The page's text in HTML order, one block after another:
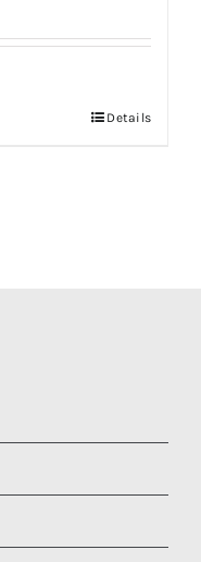
Details